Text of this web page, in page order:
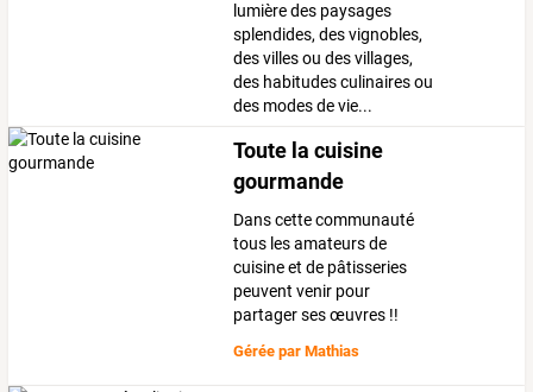
lumière des paysages
splendides, des vignobles,
des villes ou des villages,
des habitudes culinaires ou
des modes de vie...
Toute la cuisine
gourmande
Dans cette communauté
tous les amateurs de
cuisine et de pâtisseries
peuvent venir pour
partager ses œuvres !!
Gérée parMathias